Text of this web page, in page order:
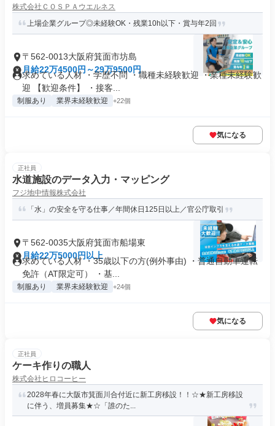
株式会社ＣＯＳＰＡウエルネス
上場企業グループ◎未経験OK・残業10h以下・賞与年2回
〒562-0013大阪府箕面市坊島
月給22万4500円～29万9500円
求めている人材 ・学歴不問 ・職種未経験歓迎 ・業種未経験歓
迎 【歓迎条件】 ・接客...
制服あり 業界未経験歓迎 +22個
気になる
正社員
水道施設のデータ入力・マッピング
フジ地中情報株式会社
「水」の安全を守る仕事／年間休日125日以上／官公庁取引
〒562-0035大阪府箕面市船場東
月給22万5000円以上
求めている人材 ・35歳以下の方(例外事由) ・普通自動車運転
免許（AT限定可） ・基...
制服あり 業界未経験歓迎 +24個
気になる
正社員
ケーキ作りの職人
株式会社ヒロコーヒー
2028年春に大阪市箕面川合付近に新工房移設！！☆★新工房移設
に伴う、増員募集★☆「誰のた...